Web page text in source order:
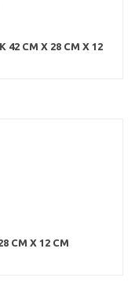
42 CM X 28 CM X 12
CM X 12 CM